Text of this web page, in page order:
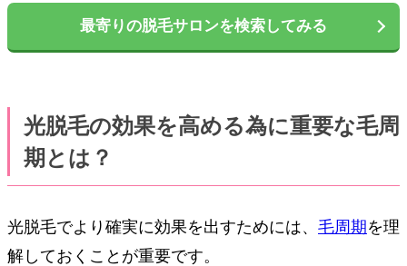
最寄りの脱毛サロンを検索してみる
光脱毛の効果を高める為に重要な毛周
期とは？
光脱毛でより確実に効果を出すためには、 毛周期を理
解しておくことが重要です。